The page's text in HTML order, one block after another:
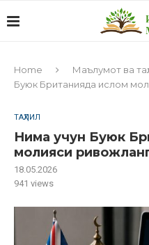
Home Маълумот ва
Буюк Британияда ислом
ТАҲЛИЛ
Нима учун Буюк
молияси
18.05.2026
941 views